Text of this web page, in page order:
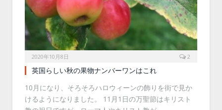
2020年10月8日 2
英国らしい秋の果物ナンバーワンはこれ
10月になり、そろそろハロウィーンの飾りを街で見か
けるようになりました。 11月1日の万聖節はキリスト